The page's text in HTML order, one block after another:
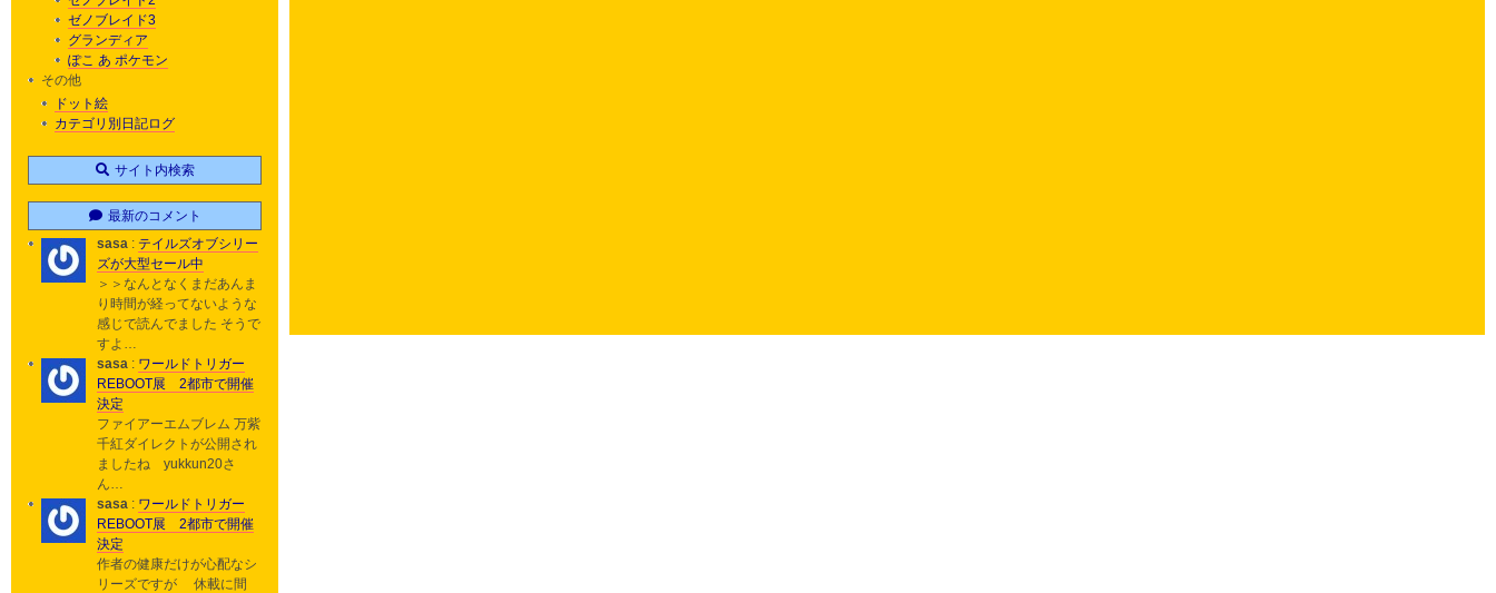
ゼノブレイド3
グランディア
ぽこ あ ポケモン
その他
ドット絵
カテゴリ別日記ログ
サイト内検索
最新のコメント
sasa : テイルズオブシリー
ズが大型セール中
＞＞なんとなくまだあんま
り時間が経ってないような
感じで読んでました そうで
すよ…
sasa : ワールドトリガー
REBOOT展 2都市で開催
決定
ファイアーエムブレム 万紫
千紅ダイレクトが公開され
ましたね yukkun20さ
ん…
sasa : ワールドトリガー
REBOOT展 2都市で開催
決定
作者の健康だけが心配なシ
リーズですが 休載に間